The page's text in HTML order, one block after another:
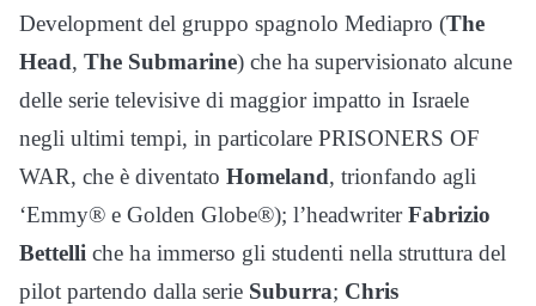
Development del gruppo spagnolo Mediapro (The
Head, The Submarine) che ha supervisionato alcune
delle serie televisive di maggior impatto in Israele
negli ultimi tempi, in particolare PRISONERS OF
WAR, che è diventato Homeland, trionfando agli
‘Emmy® e Golden Globe®); l’headwriterFabrizio
Bettelli che ha immerso gli studenti nella struttura del
pilot partendo dalla serie Suburra; Chris